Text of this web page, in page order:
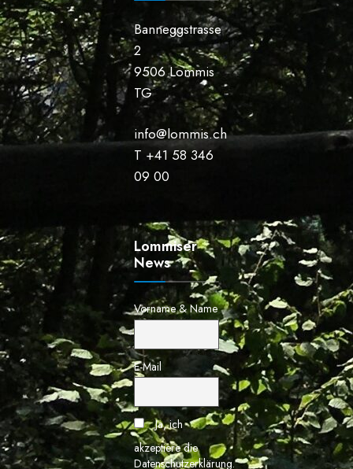
Banneggstrasse
2
9506 Lommis
TG
info@lommis.ch
T +41 58 346
09 00
Lommiser
News
Vorname & Name
E-Mail
Ja, ich
akzeptiere die
Datenschutzerklärung.